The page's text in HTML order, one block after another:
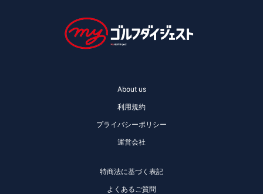
About us
利用規約
プライバシーポリシー
運営会社
特商法に基づく表記
よくあるご質問